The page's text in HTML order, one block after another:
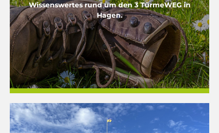
Wissenswertes rund um den 3 TürmeWEG in
Hagen.